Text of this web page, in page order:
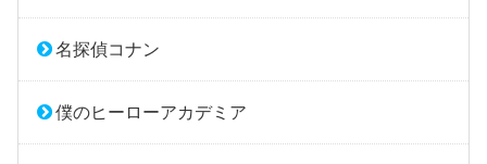
名探偵コナン
僕のヒーローアカデミア